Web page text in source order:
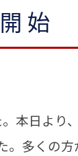
始
本日より
多くの